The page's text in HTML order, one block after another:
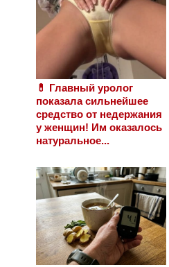
💊 Главный уролог
показала сильнейшее
средство от недержания
у женщин! Им оказалось
натуральное...